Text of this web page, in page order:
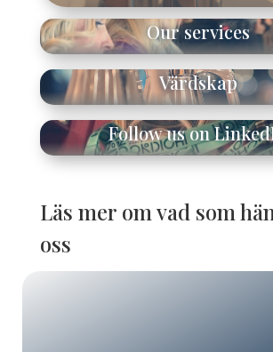
Our services
Värdskap
Follow us on
Läs mer om vad som
oss